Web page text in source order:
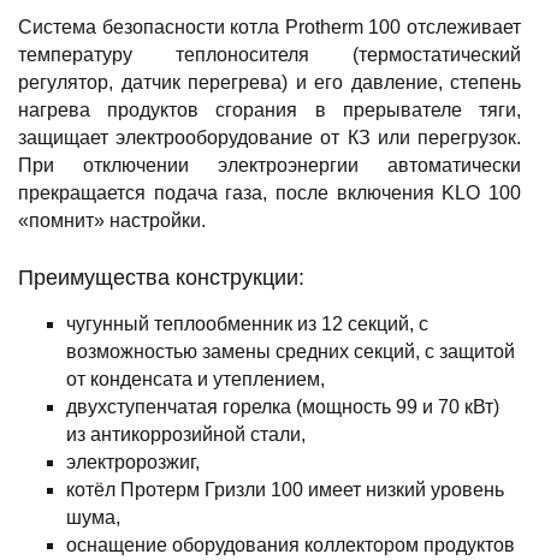
Система безопасности котла Protherm 100 отслеживает
температуру теплоносителя (термостатический
регулятор, датчик перегрева) и его давление, степень
нагрева продуктов сгорания в прерывателе тяги,
защищает электрооборудование от КЗ или перегрузок.
При отключении электроэнергии автоматически
прекращается подача газа, после включения KLO 100
«помнит» настройки.
Преимущества конструкции:
чугунный теплообменник из 12 секций, с
возможностью замены средних секций, с защитой
от конденсата и утеплением,
двухступенчатая горелка (мощность 99 и 70 кВт)
из антикоррозийной стали,
электророзжиг,
котёл Протерм Гризли 100 имеет низкий уровень
шума,
оснащение оборудования коллектором продуктов